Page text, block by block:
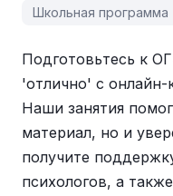
Школьная программа
Подготовьтесь к
'отлично' с
Наши занятия
материал, но и
получите
психологов, а